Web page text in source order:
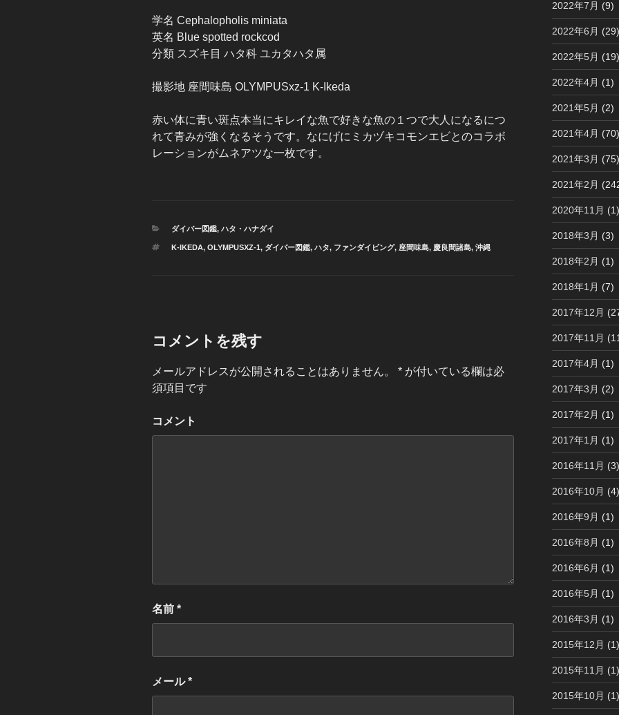
学名 Cephalopholis miniata
英名 Blue spotted rockcod
分類 スズキ目 ハタ科 ユカタハタ属
撮影地 座間味島 OLYMPUSxz-1 K-Ikeda
赤い体に青い斑点本当にキレイな魚で好きな魚の１つで大人になるにつ
れて青みが強くなるそうです。なにげにミカヅキコモンエビとのコラボ
レーションがムネアツな一枚です。
カ
ゴ
ダイバー図鑑, ハタ・ハナダイ
タ
K-IKEDA, OLYMPUSXZ-1 , ダイバー図鑑, ハタ, ファンダイビング, 座間味島, 慶良間諸島, 沖縄
コメントを残す
メールアドレスが公開されることはありません。 * が付いている欄は必
須項目です
コメント
名前 *
メール*
2022年7月 (9)
2022年6月 (29)
2022年5月 (19)
2022年4月 (1)
2021年5月 (2)
2021年4月 (70)
2021年3月 (75)
2021年2月
2020年11月 (1)
2018年3月 (3)
2018年2月 (1)
2018年1月 (7)
2017年12月
2017年11月
2017年4月 (1)
2017年3月 (2)
2017年2月 (1)
2017年1月 (1)
2016年11月 (3)
2016年10月 (4)
2016年9月 (1)
2016年8月 (1)
2016年6月 (1)
2016年5月 (1)
2016年3月 (1)
2015年12月 (1)
2015年11月 (1)
2015年10月 (1)